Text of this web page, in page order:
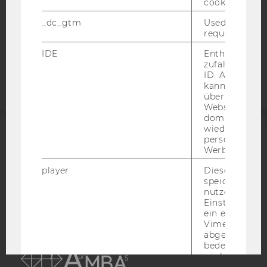
EQUIS
_dc_gtm
Used to
request rate.
IDE
Enthält eine
ID. Anhand
kann Google
über
Websites
Werbung
player
Dieses Cookie
speichert
ein
Vimeo-Video
abgespielt
bedeutet,
nächsten